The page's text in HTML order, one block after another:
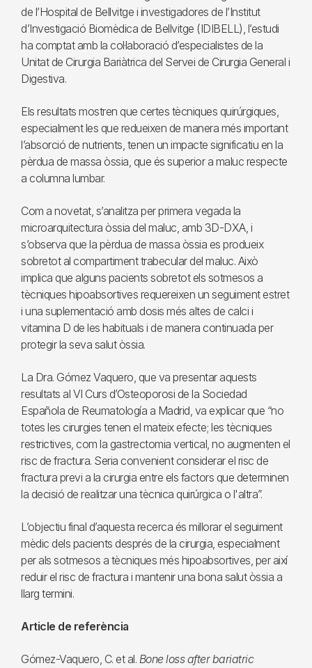
de l’Hospital de Bellvitge i investigadores de l’Institut
d’Investigació Biomèdica de Bellvitge (IDIBELL), l’estudi
ha comptat amb la col·laboració d’especialistes de la
Unitat de Cirurgia Bariàtrica del Servei de Cirurgia General i
Digestiva.
Els resultats mostren que certes tècniques quirúrgiques,
especialment les que redueixen de manera més important
l’absorció de nutrients, tenen un impacte significatiu en la
pèrdua de massa òssia, que és superior a maluc respecte
a columna lumbar.
Com a novetat, s’analitza per primera vegada la
microarquitectura òssia del maluc, amb 3D-DXA, i
s’observa que la pèrdua de massa òssia es produeix
sobretot al compartiment trabecular del maluc. Això
implica que alguns pacients sobretot els sotmesos a
tècniques hipoabsortives requereixen un seguiment estret
i una suplementació amb dosis més altes de calci i
vitamina D de les habituals i de manera continuada per
protegir la seva salut òssia.
La Dra. Gómez Vaquero, que va presentar aquests
resultats al VI Curs d’Osteoporosi de la Sociedad
Española de Reumatología a Madrid, va explicar que “no
totes les cirurgies tenen el mateix efecte; les tècniques
restrictives, com la gastrectomia vertical, no augmenten el
risc de fractura. Seria convenient considerar el risc de
fractura previ a la cirurgia entre els factors que determinen
la decisió de realitzar una tècnica quirúrgica o l'altra”.
L’objectiu final d’aquesta recerca és millorar el seguiment
mèdic dels pacients després de la cirurgia, especialment
per als sotmesos a tècniques més hipoabsortives, per així
reduir el risc de fractura i mantenir una bona salut òssia a
llarg termini.
Article de referència
Gómez-Vaquero, C. et al. Bone loss after bariatric